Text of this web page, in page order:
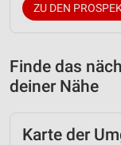
ZU DEN
Finde das
deiner Nähe
Karte der